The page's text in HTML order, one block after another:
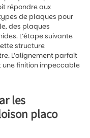
répondre aux
de plaques pour
des plaques
L’étape suivante
structure
L’alignement parfait
finition impeccable
les
placo